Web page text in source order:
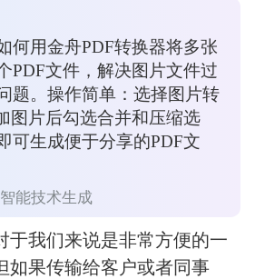
何用金舟PDF转换器将多张
PDF文件，解决图片文件过
题。操作简单：选择图片转
图片后勾选合并和压缩选
可生成便于分享的PDF文
能技术生成
我们来说是非常方便的一
如果传输给客户或者同事